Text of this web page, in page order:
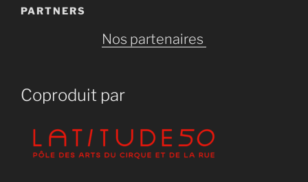
PARTNERS
Nos partenaires
Coproduit par